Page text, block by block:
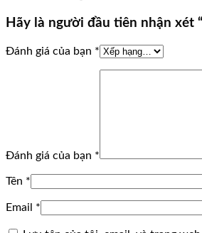
Hãy là người đầu tiên nhận xét
Đánh giá của bạn *
Đánh giá của bạn *
Tên *
Email *